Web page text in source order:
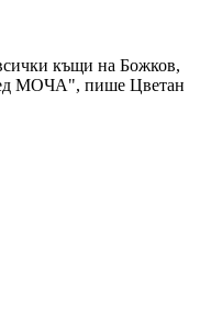
къщи на Божков,
МОЧА", пише Цветан